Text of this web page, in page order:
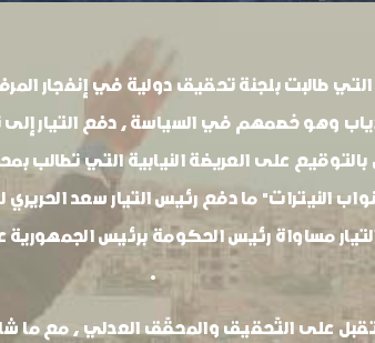
طالبت بلجنة تحقيق دولية في إنفجار
وهو خصمهم في السياسة ، دفع التيار
على العريضة النيابية التي تطالب
النيترات" ما دفع رئيس التيار سعد الحريري
مساواة رئيس الحكومة برئيس الجمهورية
.
على التّحقيق والمحقّق العدلي ، مع ما